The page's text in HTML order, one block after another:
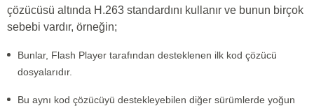
çözücüsü altında H.263 standardını kullanır ve bunun birçok
sebebi vardır, örneğin;
Bunlar, Flash Player tarafından desteklenen ilk kod çözücü
dosyalarıdır.
Bu aynı kod çözücüyü destekleyebilen diğer sürümlerde yoğun